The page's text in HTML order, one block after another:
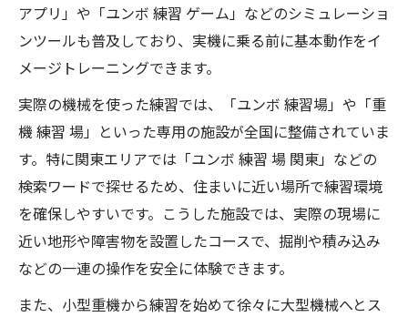
アプリ」や「ユンボ 練習 ゲーム」などのシミュレーショ
ンツールも普及しており、実機に乗る前に基本動作をイ
メージトレーニングできます。
実際の機械を使った練習では、「ユンボ 練習場」や「重
機 練習 場」といった専用の施設が全国に整備されていま
す。特に関東エリアでは「ユンボ 練習 場 関東」などの
検索ワードで探せるため、住まいに近い場所で練習環境
を確保しやすいです。こうした施設では、実際の現場に
近い地形や障害物を設置したコースで、掘削や積み込み
などの一連の操作を安全に体験できます。
また、小型重機から練習を始めて徐々に大型機械へとス